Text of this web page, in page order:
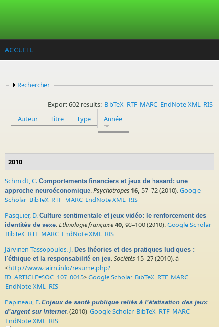
ACCUEIL
Afficher
Rechercher
Export 602 results: BibTeX RTF MARC EndNote XML RIS
Auteur
Titre Type Année
2010
Schmidt, C. Comportements financiers et jeux de hasard: une
approche neuroéconomique.Psychotropes 16, 57–72 (2010).Google
Scholar BibTeX RTF MARC EndNote XML RIS
Pasquier, D. Culture sentimentale et jeux vidéo: le renforcement des
identités de sexe.Ethnologie française40, 93–100 (2010).Google Scholar
BibTeX RTF MARC EndNote XML RIS
Järvinen-Tassopoulos, J. Des théories et des pratiques ludiques :
l'éthique et la responsabilité en jeu.Sociétés 15–27 (2010). à
<http://www.cairn.info/resume.php?
ID_ARTICLE=SOC_107_0015>Google Scholar BibTeX RTF MARC
EndNote XML RIS
Papineau, E. Enjeux de santé publique reliés à l’étatisation des jeux
d’argent sur Internet. (2010).Google Scholar BibTeX RTF MARC
EndNote XML RIS